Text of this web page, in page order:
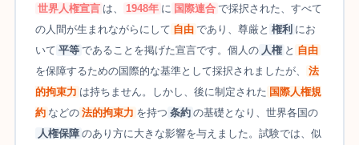
世界人権宣言 は、 1948年 に 国際連合 で採択された、すべて
の人間が生まれながらにして 自由 であり、尊厳と 権利 にお
いて 平等 であることを掲げた宣言です。個人の 人権 と 自由
を保障するための国際的な基準として採択されましたが、
法
的拘束力 は持ちません。しかし、後に制定された 国際人権規
約 などの 法的拘束力 を持つ 条約 の基礎となり、世界各国の
人権保障 のあり方に大きな影響を与えました。試験では、似